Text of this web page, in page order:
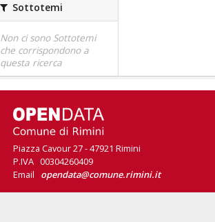
Sottotemi
Non ci sono Sottotemi
che corrispondono a
questa ricerca
Piazza Cavour 27 - 47921 Rimini
P.IVA 00304260409
Email opendata@comune.rimini.it